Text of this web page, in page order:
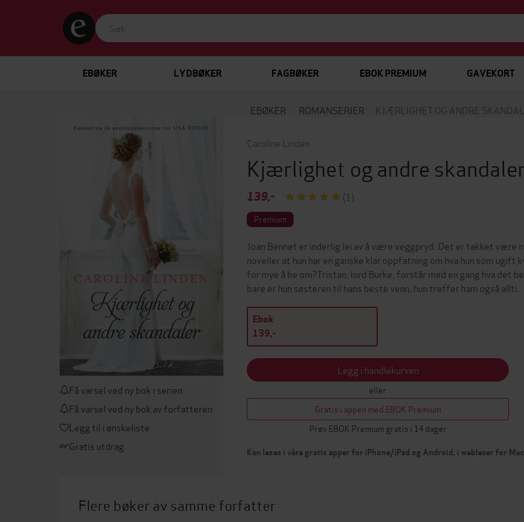
EBØKER LYDBØKER FAGBØKER EBOK PREMIUM GAVEKORT
EBØKER ROMANSERIER KJÆRLIGHET OG ANDRE
Få varsel ved ny bok i serien
Få varsel ved ny bok av forfatteren
Legg til i ønskeliste
Gratis utdrag
Caroline Linden
Kjærlighet og andre
139,- (1)
Premium
Joan Bennet er inderlig lei av å være veggpryd. Det er takket være
noveller at hun har en ganske klar oppfatning om hva hun som
for mye å be om?Tristan, lord Burke, forstår med en gang hva det
bare er hun søsteren til hans beste venn, hun treffer ham også
Ebok
139,-
Legg i handlekurven
eller
Gratis i appen med EBOK Premium
Prøv EBOK Premium gratis i 14 dager
Kan leses i våre gratis apper for iPhone/iPad og Android, i webleser for
Flere bøker av samme forfatter